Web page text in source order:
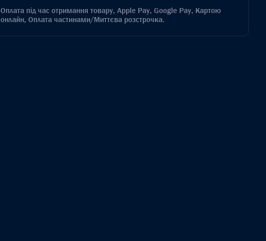
Оплата під час отримання товару, Apple Pay, Google Pay, Картою
онлайн, Оплата частинами/Миттєва розстрочка.